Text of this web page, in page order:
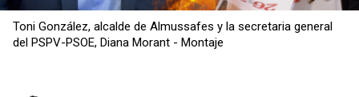
Toni González, alcalde de Almussafes y la secretaria general
del PSPV-PSOE, Diana Morant - Montaje